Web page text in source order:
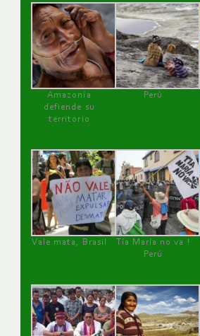
Amazonía
defiende su
territorio
Perú
Vale mata, Brasil
Tía María no va !
Perú